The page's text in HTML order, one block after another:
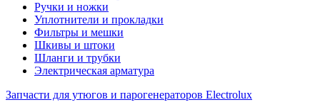
Ручки и ножки
Уплотнители и прокладки
Фильтры и мешки
Шкивы и штоки
Шланги и трубки
Электрическая арматура
Запчасти для утюгов и парогенераторов Electrolux